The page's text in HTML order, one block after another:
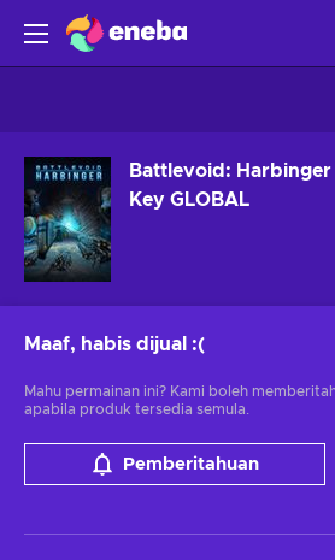
Battlevoid: Harbinger
Key GLOBAL
Maaf, habis dijual :(
Mahu permainan ini? Kami boleh
apabila produk tersedia semula.
Pemberitahuan